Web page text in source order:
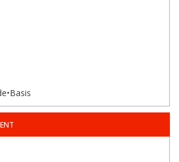
•Basis